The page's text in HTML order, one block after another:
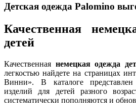
Детская одежда Palomino
Качественная
детей
Качественная немецкая одежда
легкостью найдете на страницах
Винни». В каталоге
изделий для детей разного
систематически пополняются и